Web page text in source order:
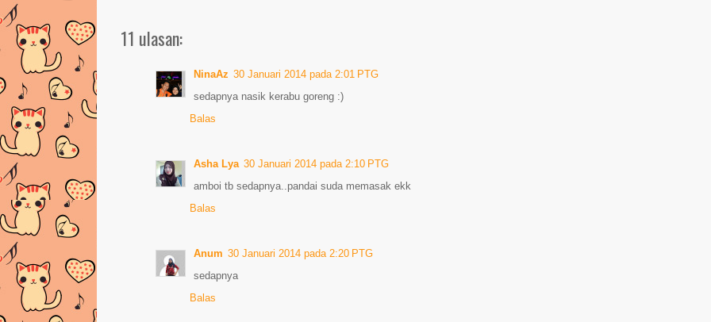
11 ulasan:
NinaAz 30 Januari 2014 pada 2:01 PTG
sedapnya nasik kerabu goreng :)
Balas
Asha Lya 30 Januari 2014 pada 2:10 PTG
amboi tb sedapnya..pandai suda memasak ekk
Balas
Anum 30 Januari 2014 pada 2:20 PTG
sedapnya
Balas